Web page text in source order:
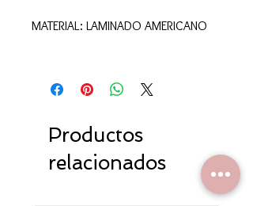
MATERIAL: LAMINADO AMERICANO
Productos
relacionados